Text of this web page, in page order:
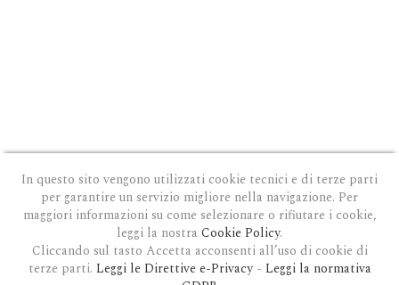
PRIVACY E COOKIE POLICY | COOKIE POLICY|CONDIZIONI GENERALI D'USO|GDPR
| GDPR RICHIESTA CANCELLAZIONE
In questo sito vengono utilizzati cookie tecnici e di terze parti
per garantire un servizio migliore nella navigazione. Per
maggiori informazioni su come selezionare o rifiutare i cookie,
leggi la nostra Cookie Policy.
Cliccando sul tasto Accetta acconsenti all’uso di cookie di
terze parti. Leggi le Direttive e-Privacy- Leggi la normativa